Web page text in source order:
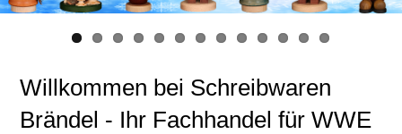
Willkommen bei Schreibwaren
Brändel - Ihr Fachhandel für WWE